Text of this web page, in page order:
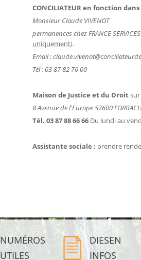
CONCILIATEUR en fonction
Monsieur Claude VIVENOT
permanences chez FRANCE
uniquement).
Email :
Tél : 03 87 82 76 00
Maison de Justice et du Droit
8 Avenue de l'Europe 57600
Tél. 03 87 88 66 66 Du lundi au
Assistante sociale : prendre
NUMÉROS
UTILES
DIESEN
INFOS